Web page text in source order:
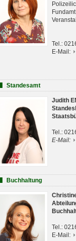
Tel.:
E-Mail:
Standesamt
Judith
Tel.:
E-Mail:
Buchhaltung
Tel.:
E-Mail: